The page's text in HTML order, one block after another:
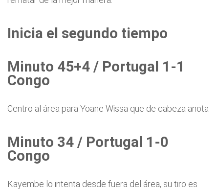
Inicia el segundo tiempo
Minuto 45+4 / Portugal 1-1
Congo
Centro al área para Yoane Wissa que de cabeza anota
Minuto 34 / Portugal 1-0
Congo
Kayembe lo intenta desde fuera del área, su tiro es